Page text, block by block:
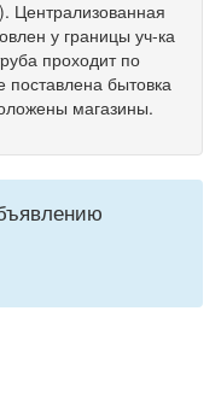
Централизованная
у границы уч-ка
проходит по
бытовка
магазины.